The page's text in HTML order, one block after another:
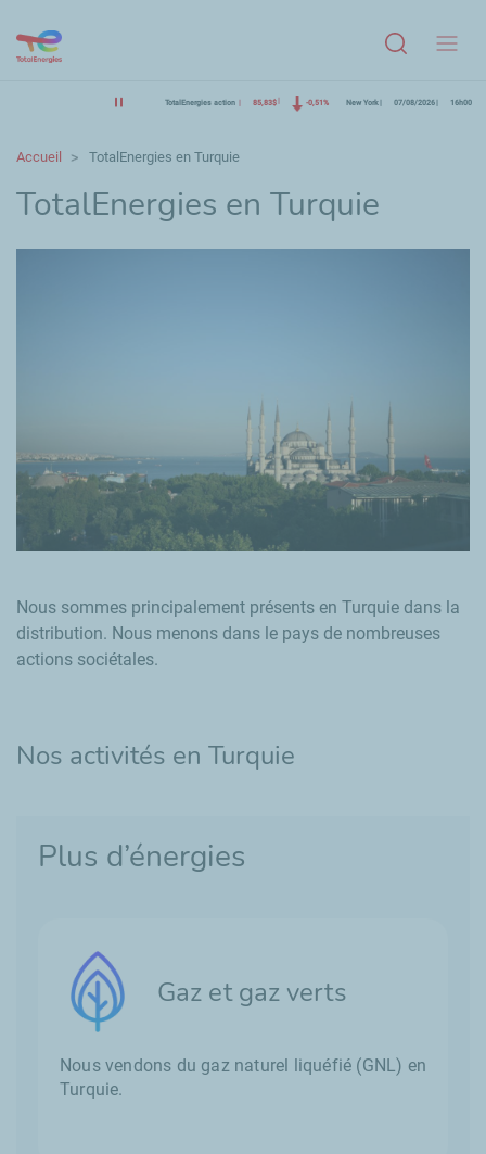
TotalEnergies action 85,83$ -0,51% New York 07/08/2026 16h00
Accueil TotalEnergies en Turquie
TotalEnergies en Turquie
Nous sommes principalement présents en Turquie dans la
distribution. Nous menons dans le pays de nombreuses
actions sociétales.
Nos activités en Turquie
Plus d’énergies
Gaz et gaz verts
Nous vendons du gaz naturel liquéfié (GNL) en
Turquie.